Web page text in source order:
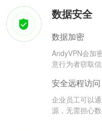
数据安全
数据加密
AndyVPN会加
意行为者窃取信
安全远程访问
企业员工可以
源，无需担心数